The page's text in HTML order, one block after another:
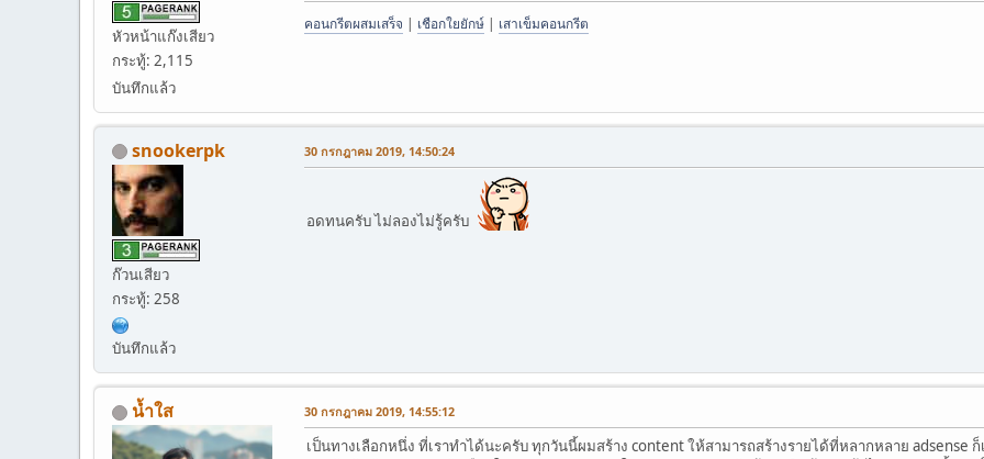
หัวหน้าแก๊งเสียว
กระทู้: 2,115
บันทึกแล้ว
คอนกรีตผสมเสร็จ | เชือกใยยักษ์ | เสาเข็มคอนกรีต
snookerpk
ก๊วนเสียว
กระทู้: 258
บันทึกแล้ว
30 กรกฎาคม 2019, 14:50:24
อดทนครับ ไม่ลองไม่รู้ครับ
น้ำใส 30 กรกฎาคม 2019, 14:55:12
เป็นทางเลือกหนึ่ง ที่เราทำได้นะครับ ทุกวันนี้ผมสร้าง content ให้สามารถสร้างรายได้ที่หลากหลาย adsense